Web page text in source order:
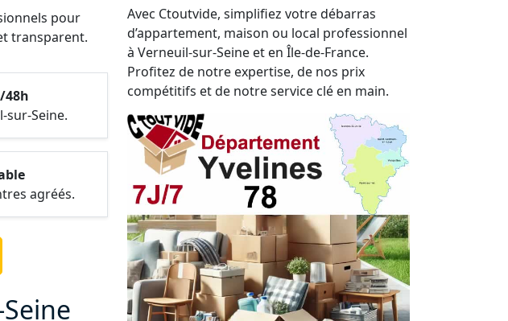
pour
transparent.
sur-Seine.
agréés.
Avec Ctoutvide, simplifiez votre débarras
d’appartement, maison ou local professionnel
à Verneuil-sur-Seine et en Île-de-France.
Profitez de notre expertise, de nos prix
compétitifs et de notre service clé en main.